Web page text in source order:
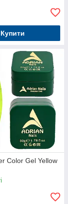
Купити
Color Gel Yellow